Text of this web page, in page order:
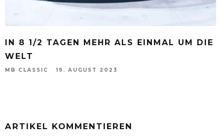
IN 8 1/2 TAGEN MEHR ALS EINMAL UM DIE
WELT
MB CLASSIC 19. AUGUST 2023
ARTIKEL KOMMENTIEREN